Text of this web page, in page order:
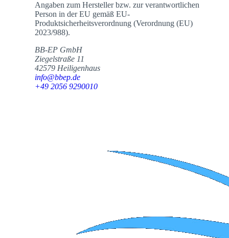
Angaben zum Hersteller bzw. zur verantwortlichen
Person in der EU gemäß EU-
Produktsicherheitsverordnung (Verordnung (EU)
2023/988).
BB-EP GmbH
Ziegelstraße 11
42579 Heiligenhaus
info@bbep.de
+49 2056 9290010